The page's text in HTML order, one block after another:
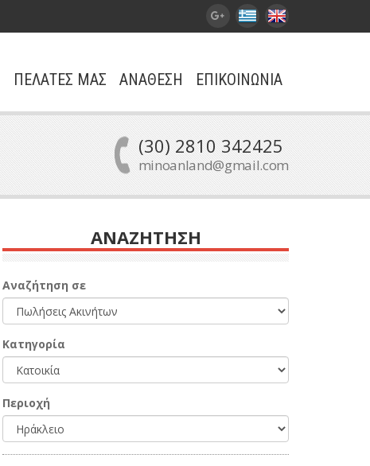
ΠΕΛΑΤΕΣ ΜΑΣ ΑΝΑΘΕΣΗ ΕΠΙΚΟΙΝΩΝΙΑ
(30) 2810 342425
minoanland@gmail.com
ΑΝΑΖΗΤΗΣΗ
Αναζήτηση σε
Κατηγορία
Περιοχή